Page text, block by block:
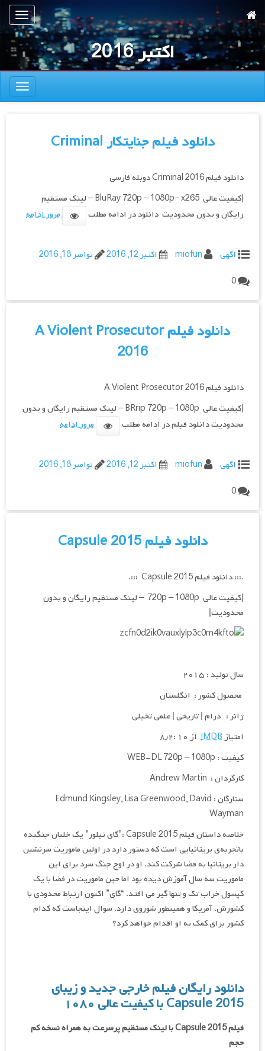
به
محتوای
اصلی
ناوبری
اکتبر 2016
ناوبری
دانلود فیلم جنایتکار Criminal
دانلود فیلم Criminal 2016 دوبله فارسی
|کیفیت عالی BluRay 720p – 1080p– x265 – لینک مستقیم
رایگان و بدون محدودیت دانلود در ادامه مطلب
مرور ادامه
اگهی miofun اکتبر 12, 2016
نوامبر 18, 2016
0
دانلود فیلم A Violent Prosecutor
2016
دانلود فیلم A Violent Prosecutor 2016
|کیفیت عالی BRrip 720p – 1080p – لینک مستقیم رایگان و بدون
محدودیت دانلود فیلم در ادامه مطلب
مرور ادامه
اگهی miofun اکتبر 12, 2016
نوامبر 18, 2016
0
دانلود فیلم Capsule 2015
.::: دانلود فیلم Capsule 2015 :::.
|کیفیت عالی 720p – 1080p
– لینک مستقیم رایگان و بدون
محدودیت|
سال تولید : ۲۰۱۵
محصول کشور : انگلستان
ژانر : درام | تاریخی | علمی تخیلی
امتیازIMDB از ۱۰ :۸٫۲
کیفیت :
WEB-DL 720p–1080p
کارگردان : Andrew Martin
ستارگان : Edmund Kingsley, Lisa Greenwood, David
Wayman
خلاصه داستانفیلم
Capsule 2015 :”گای تیلور” یک خلبان جنگنده
باتجربه‌ی بریتانیایی است که دستور دارد در اولین ماموریت سرنشین
دار بریتانیا به فضا شرکت کند. او در اوج جنگ سرد برای این
ماموریت سه سال آموزش دیده بود اما حین ماموریت در فضا با یک
کپسول خراب تک و تنها گیر می افتد. “گای” اکنون ارتباط محدودی با
کشورش، آمریکا و همینطور شوروی دارد. سوال اینجاست که کدام
کشور برای کمک به او اقدام خواهد کرد؟
دانلود رایگان فیلم خارجی جدید و زیبای
Capsule 2015 با کیفیت عالی ۱۰۸۰
فیلم Capsule 2015
با لینک مستقیم پرسرعت به همراه نسخه کم
حجم